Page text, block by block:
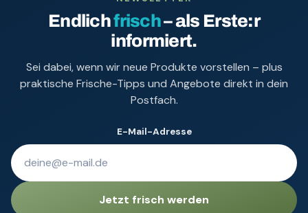
Endlichfrisch– als Erste:r
informiert.
Sei dabei, wenn wir neue Produkte vorstellen – plus
praktische Frische-Tipps und Angebote direkt in dein
Postfach.
E-Mail-Adresse
Jetzt frisch werden